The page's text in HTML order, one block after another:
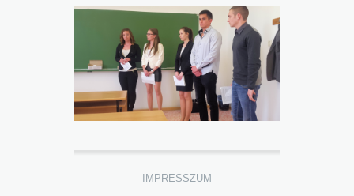
IMPRESSZUM